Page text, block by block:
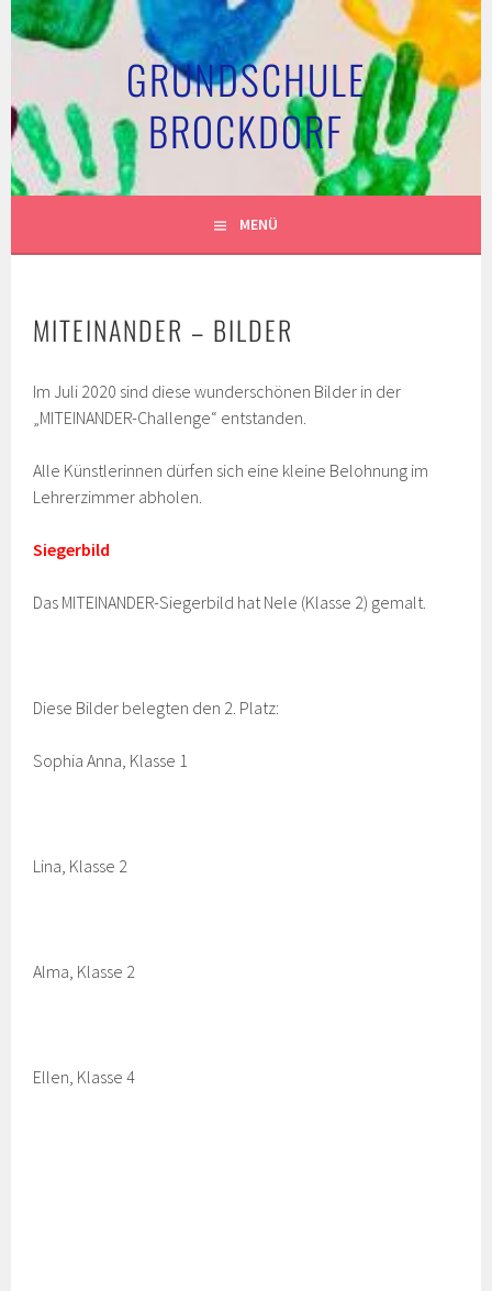
Springe
zum
GRUNDSCHULE
BROCKDORF
MENÜ
MITEINANDER – BILDER
Im Juli 2020 sind diese wunderschönen Bilder in der
„MITEINANDER-Challenge“ entstanden.
Alle Künstlerinnen dürfen sich eine kleine Belohnung im
Lehrerzimmer abholen.
Siegerbild
Das MITEINANDER-Siegerbild hat Nele (Klasse 2) gemalt.
Diese Bilder belegten den 2. Platz:
Sophia Anna, Klasse 1
Lina, Klasse 2
Alma, Klasse 2
Ellen, Klasse 4